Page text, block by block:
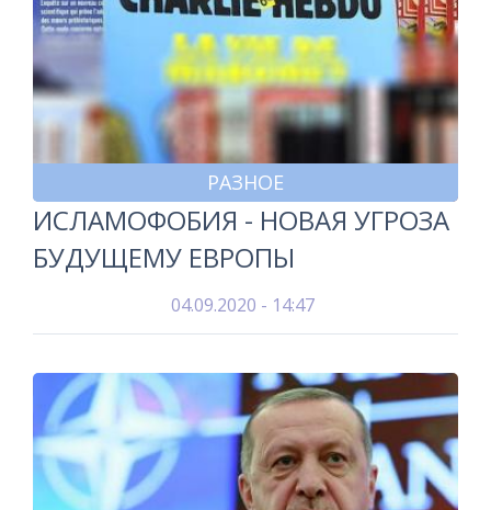
РАЗНОЕ
ИСЛАМОФОБИЯ - НОВАЯ УГРОЗА
БУДУЩЕМУ ЕВРОПЫ
04.09.2020 - 14:47